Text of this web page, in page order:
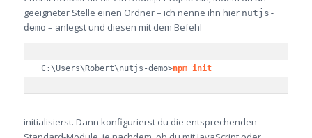
geeigneter Stelle einen Ordner – ich nenne ihn hier nutjs-
demo – anlegst und diesen mit dem Befehl
C:\Users\Robert\nutjs-demo>npm init
initialisierst. Dann konfigurierst du die entsprechenden